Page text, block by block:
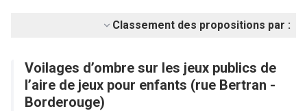
Classement des propositions par :
Voilages d’ombre sur les jeux publics de
l’aire de jeux pour enfants (rue Bertran -
Borderouge)